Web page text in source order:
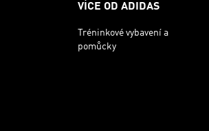
VÍCE OD ADIDAS
Tréninkové vybavení a
pomůcky